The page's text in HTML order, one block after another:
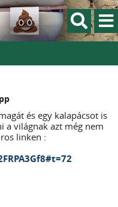
és egy kalapácsot is
a világnak azt még nem
linken :